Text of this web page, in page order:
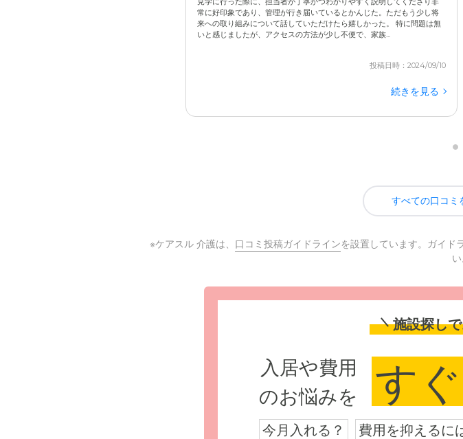
常に好印象であり、管理が行き届いているとかんじた。ただもう少し将
来への取り組みについて話していただけたら嬉しかった。 特に問題は無
いと感じましたが、アクセスの方法が少し不便で、家族...
投稿日時：2024/09/10
続きを見る
すべての口コミ
※ケアスル 介護は、 口コミ投稿ガイドラインを設置しています。ガイド
い
施設探し
入居や費用
のお悩みを
す
今月入れる？ 費用を抑えるに